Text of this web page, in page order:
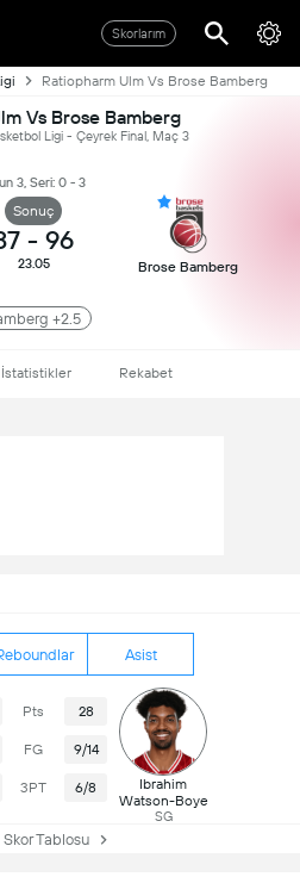
Skorlarım
Ratiopharm Ulm Vs Brose Bamberg
Vs Brose Bamberg
Ligi - Çeyrek Final, Maç 3
3, Seri: 0 - 3
Sonuç
- 96
23.05 Brose Bamberg
+2.5
İstatistikler Rekabet
Asist
Pts 28
FG 9/14
3PT 6/8
Ibrahim
Watson-Boye
SG
Tablosu